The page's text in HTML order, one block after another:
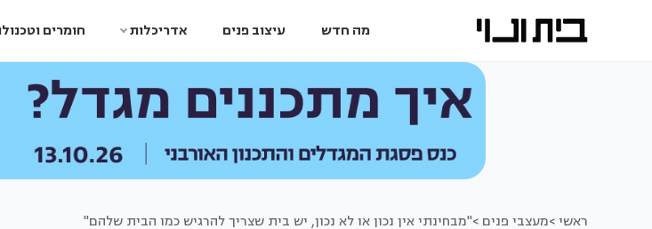
מה חדש עיצוב פנים אדריכלות חומרים
ראשי >מעצבי פנים >"מבחינתי אין נכון או לא נכון, יש בית שצריך להרגיש כמו הבית שלהם"